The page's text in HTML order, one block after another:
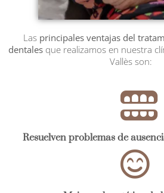
Las principales ventajas del
dentales que realizamos en nuestra
Vallès son:
Resuelven problemas de